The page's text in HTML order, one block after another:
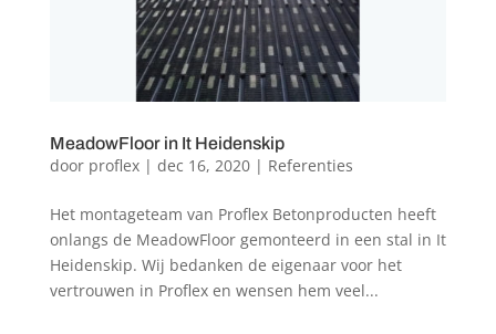
MeadowFloor in It Heidenskip
door proflex| dec 16, 2020| Referenties
Het montageteam van Proflex Betonproducten heeft
onlangs de MeadowFloor gemonteerd in een stal in It
Heidenskip. Wij bedanken de eigenaar voor het
vertrouwen in Proflex en wensen hem veel...